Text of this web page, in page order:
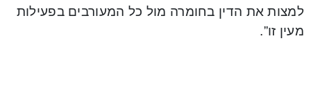
למצות את הדין בחומרה מול כל המעורבים בפעילות
מעין זו”.